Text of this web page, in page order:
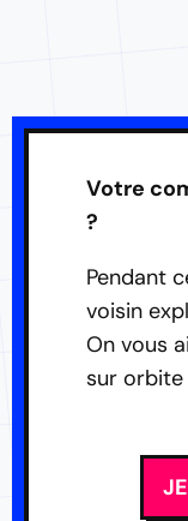
Votre
?
Pendant
voisin
On vous
sur orbite